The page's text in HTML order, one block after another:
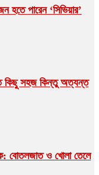
পারেন ‘সিভিয়ার’
কিছু সহজ কিন্তু অত্যন্ত
বোতলজাত ও খোলা তেলে